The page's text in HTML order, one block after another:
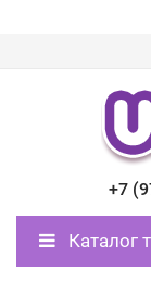
+7
Каталог